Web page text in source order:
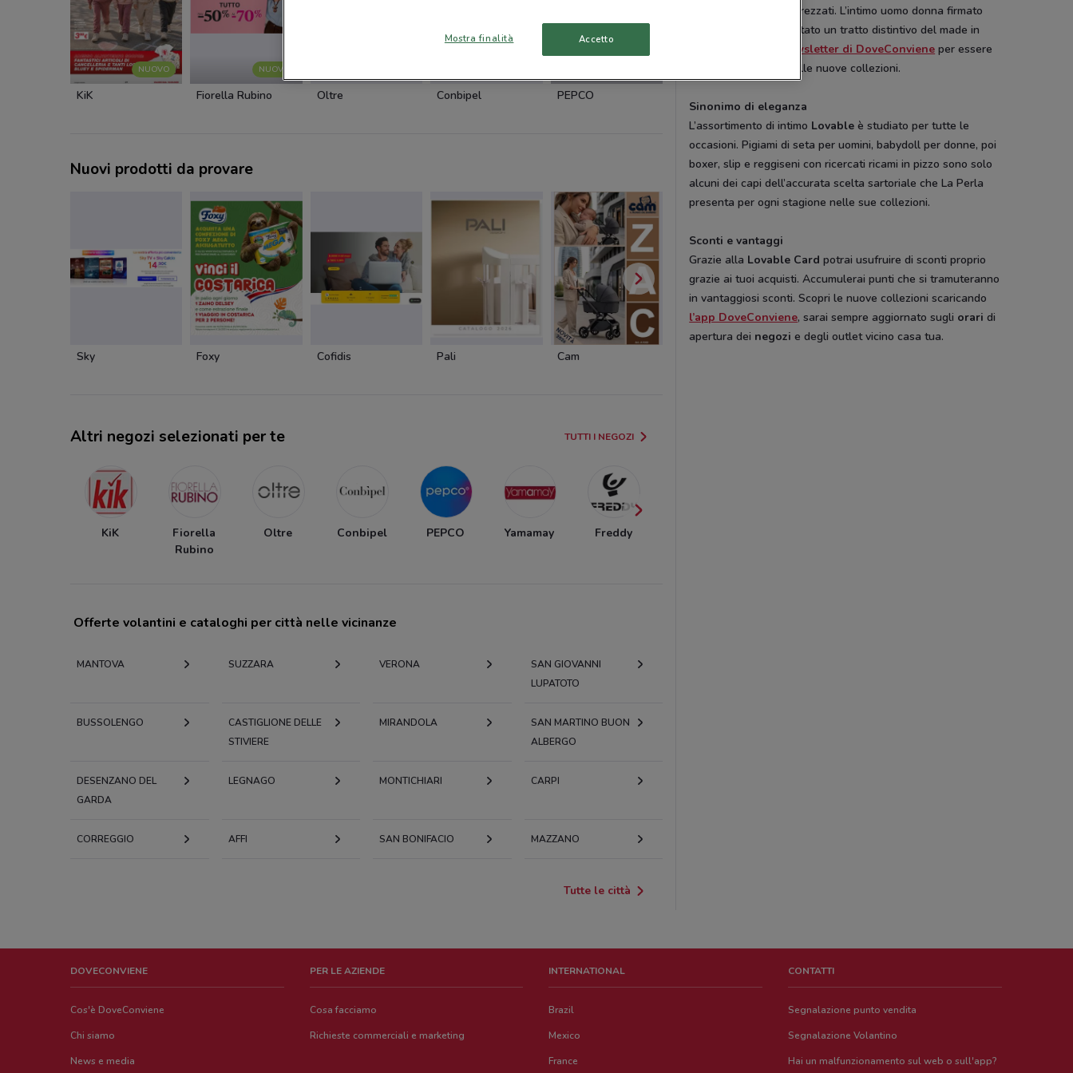
NUOVO
KiK
NUOVO
Fiorella Rubino Oltre Conbipel PEPCO
Nuovi prodotti da provare
Sky Foxy Cofidis Pali Cam
Altri negozi selezionati per te TUTTI I NEGOZI
KiK
Fiorella
Rubino
Oltre Conbipel PEPCO Yamamay Freddy
Offerte volantini e cataloghi per città nelle vicinanze
MANTOVA SUZZARA VERONA
SAN GIOVANNI
LUPATOTO
BUSSOLENGO
CASTIGLIONE DELLE
STIVIERE
MIRANDOLA
SAN MARTINO BUON
ALBERGO
DESENZANO DEL
GARDA
LEGNAGO MONTICHIARI CARPI
CORREGGIO AFFI SAN BONIFACIO MAZZANO
Tutte le città
marchi italiani più apprezzati. L’intimo uomo donna firmato
Lovable è ormai diventato un tratto distintivo del made in
Iscriviti alla newsletter di DoveConviene per essere
sempre aggiornato sulle nuove collezioni.
Sinonimo di eleganza
L’assortimento di intimo Lovable è studiato per tutte le
occasioni. Pigiami di seta per uomini, babydoll per donne, poi
boxer, slip e reggiseni con ricercati ricami in pizzo sono solo
alcuni dei capi dell’accurata scelta sartoriale che La Perla
presenta per ogni stagione nelle sue collezioni.
Sconti e vantaggi
Grazie alla Lovable Card potrai usufruire di sconti proprio
grazie ai tuoi acquisti. Accumulerai punti che si tramuteranno
in vantaggiosi sconti. Scopri le nuove collezioni scaricando
l’app DoveConviene, sarai sempre aggiornato sugli orari di
apertura dei negozi e degli outlet vicino casa tua.
DOVECONVIENE
Cos'è DoveConviene
Chi siamo
News e media
PER LE AZIENDE
Cosa facciamo
Richieste commerciali e marketing
INTERNATIONAL
Brazil
Mexico
France
CONTATTI
Segnalazione punto vendita
Segnalazione Volantino
Hai un malfunzionamento sul web o sull'app?
Mostra finalità Accetto